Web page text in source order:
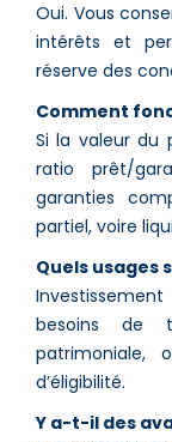
Oui. Vous
intérêts et
réserve des
Comment
Si la valeur du
ratio prêt/
garanties
partiel, voire
Quels usages
besoins de
patrimoniale,
d’éligibilité.
Y a-t-il des